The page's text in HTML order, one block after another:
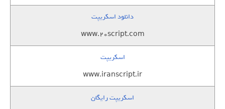
دانلود اسکریپت
www.20script.com
اسکریپت
www.iranscript.ir
اسکریپت رایگان